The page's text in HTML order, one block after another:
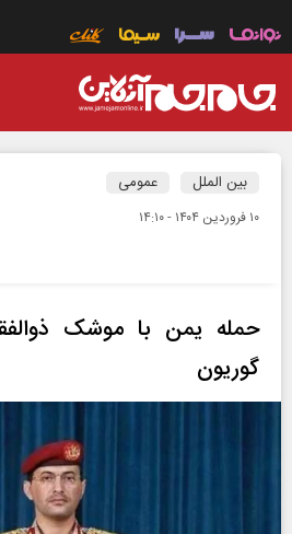
بین الملل عمومی
۱۰ فروردين ۱۴۰۴ - ۱۴:۱۰
حمله یمن با موشک
گوریون